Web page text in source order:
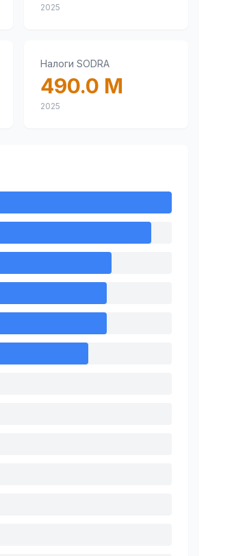
2025
Налоги SODRA
490.0 M
2025